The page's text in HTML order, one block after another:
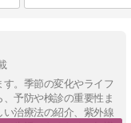
。季節の変化やライフ
予防や検診の重要性ま
治療法の紹介、紫外線